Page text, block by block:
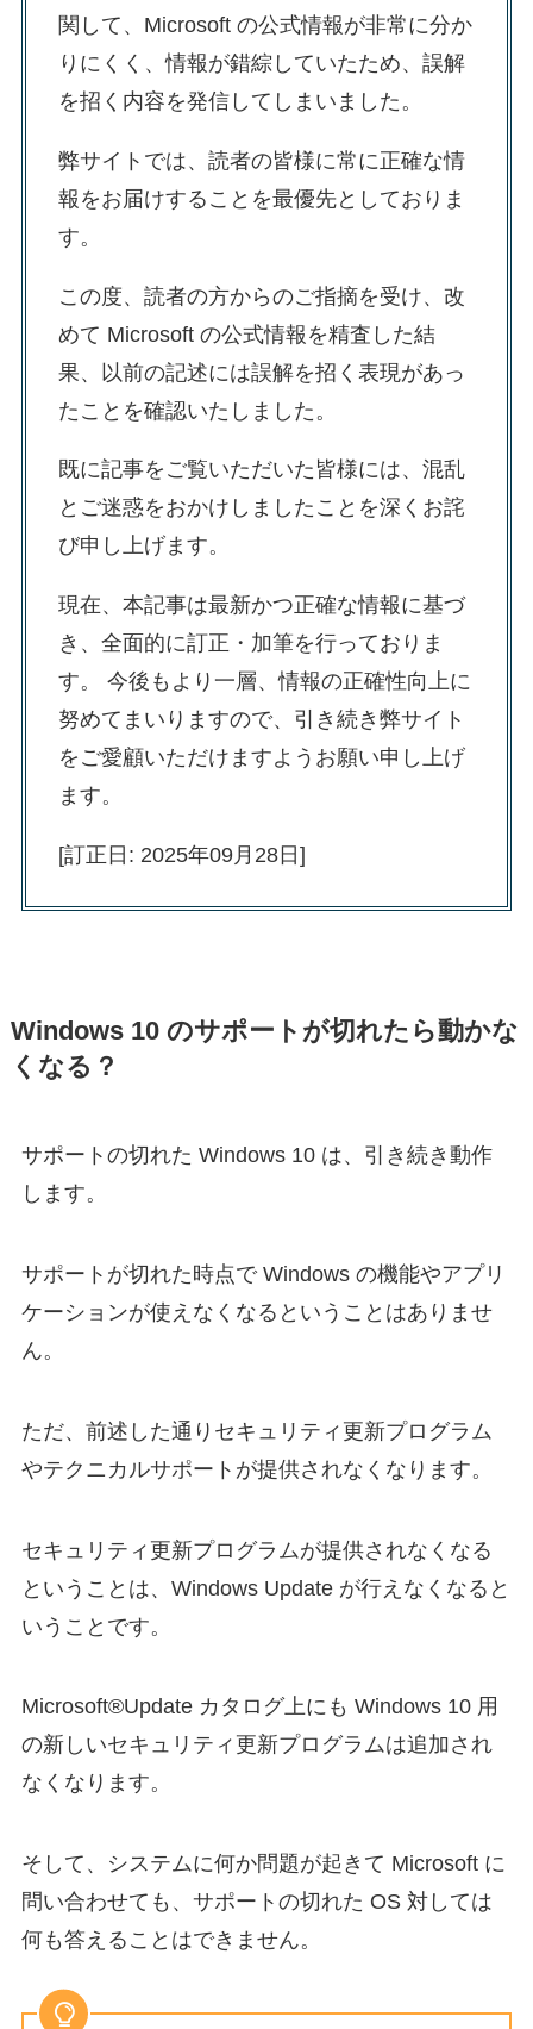
関して、Microsoft の公式情報が非常に分か
りにくく、情報が錯綜していたため、誤解
を招く内容を発信してしまいました。
弊サイトでは、読者の皆様に常に正確な情
報をお届けすることを最優先としておりま
す。
この度、読者の方からのご指摘を受け、改
めて Microsoft の公式情報を精査した結
果、以前の記述には誤解を招く表現があっ
たことを確認いたしました。
既に記事をご覧いただいた皆様には、混乱
とご迷惑をおかけしましたことを深くお詫
び申し上げます。
現在、本記事は最新かつ正確な情報に基づ
き、全面的に訂正・加筆を行っておりま
す。 今後もより一層、情報の正確性向上に
努めてまいりますので、引き続き弊サイト
をご愛顧いただけますようお願い申し上げ
ます。
[訂正日: 2025年09月28日]
Windows 10 のサポートが切れたら動かな
くなる？
サポートの切れた Windows 10 は、引き続き動作
します。
サポートが切れた時点で Windows の機能やアプリ
ケーションが使えなくなるということはありませ
ん。
ただ、前述した通りセキュリティ更新プログラム
やテクニカルサポートが提供されなくなります。
セキュリティ更新プログラムが提供されなくなる
ということは、Windows Update が行えなくなると
いうことです。
Microsoft®Update カタログ上にも Windows 10 用
の新しいセキュリティ更新プログラムは追加され
なくなります。
そして、システムに何か問題が起きて Microsoft に
問い合わせても、サポートの切れた OS 対しては
何も答えることはできません。